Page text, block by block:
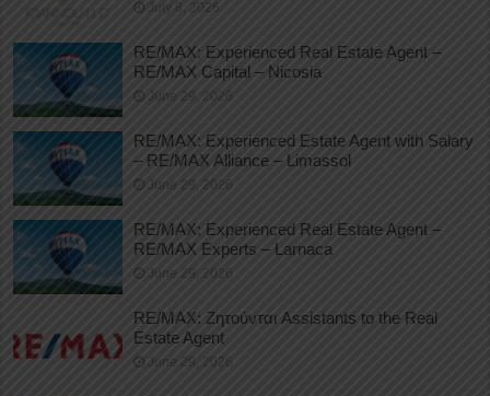
July 8, 2026
RE/MAX: Experienced Real Estate Agent –
RE/MAX Capital – Nicosia
June 29, 2026
RE/MAX: Experienced Estate Agent with Salary
– RE/MAX Alliance – Limassol
June 29, 2026
RE/MAX: Experienced Real Estate Agent –
RE/MAX Experts – Larnaca
June 29, 2026
RE/MAX: Ζητούνται Assistants to the Real
Estate Agent
June 29, 2026